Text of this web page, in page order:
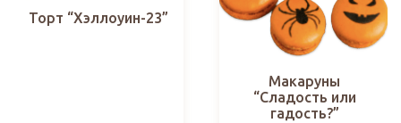
Торт “Хэллоуин-23”
Макаруны
“Сладость или
гадость?”